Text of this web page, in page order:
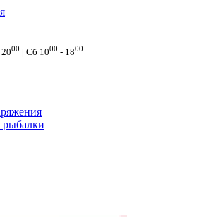
00 | Сб 1000 - 1800
рыбалки